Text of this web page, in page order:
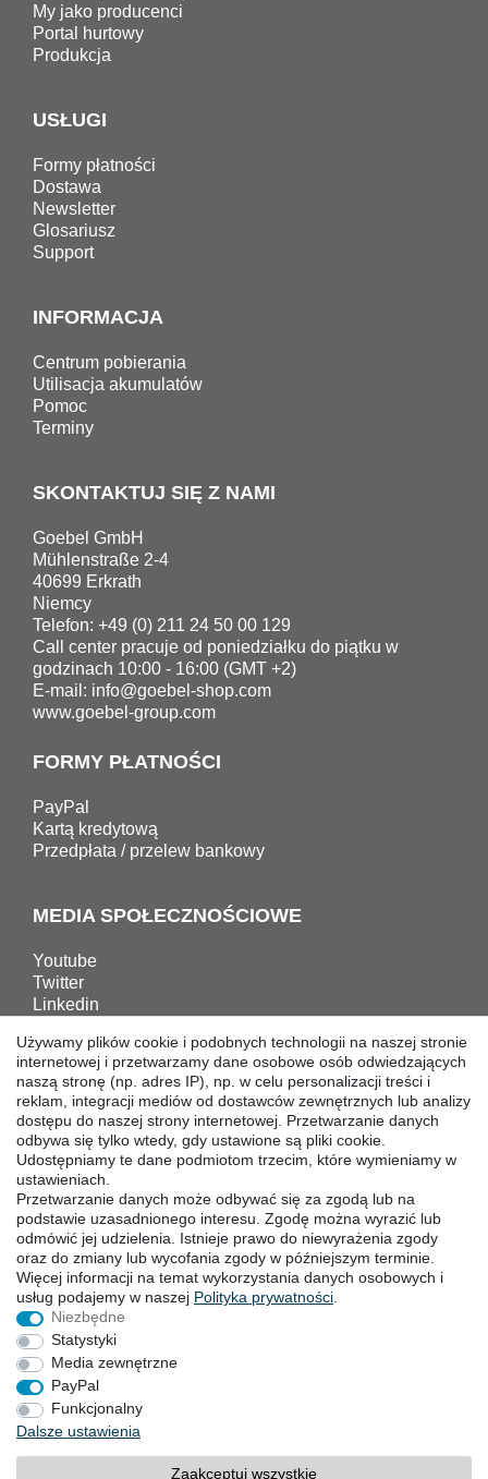
My jako producenci
Portal hurtowy
Produkcja
USŁUGI
Formy płatności
Dostawa
Newsletter
Glosariusz
Support
INFORMACJA
Centrum pobierania
Utilisacja akumulatów
Pomoc
Terminy
SKONTAKTUJ SIĘ Z NAMI
Goebel GmbH
Mühlenstraße 2-4
40699 Erkrath
Niemcy
Telefon: +49 (0) 211 24 50 00 129
Call center pracuje od poniedziałku do piątku w
godzinach 10:00 - 16:00 (GMT +2)
E-mail: info@goebel-shop.com
www.goebel-group.com
FORMY PŁATNOŚCI
PayPal
Kartą kredytową
Przedpłata / przelew bankowy
MEDIA SPOŁECZNOŚCIOWE
Youtube
Twitter
Linkedin
Instagram
POBIERANIA
Katalogi
Technika
Certyfikaty
Badanie
Promocja
SIEDZIBY
Prawo do sodstąpienia
Stopka redakcyjna
OWH
Kontakt
Używamy plików cookie i podobnych technologii na naszej stronie
internetowej i przetwarzamy dane osobowe osób odwiedzających
naszą stronę (np. adres IP), np. w celu personalizacji treści i
reklam, integracji mediów od dostawców zewnętrznych lub analizy
dostępu do naszej strony internetowej. Przetwarzanie danych
odbywa się tylko wtedy, gdy ustawione są pliki cookie.
Udostępniamy te dane podmiotom trzecim, które wymieniamy w
ustawieniach.
Przetwarzanie danych może odbywać się za zgodą lub na
podstawie uzasadnionego interesu. Zgodę można wyrazić lub
odmówić jej udzielenia. Istnieje prawo do niewyrażenia zgody
oraz do zmiany lub wycofania zgody w późniejszym terminie.
Więcej informacji na temat wykorzystania danych osobowych i
usług podajemy w naszej Polityka ­prywatności
Niezbędne
Statystyki
Media zewnętrzne
PayPal
Funkcjonalny
Dalsze ustawienia
Zaakceptuj wszystkie